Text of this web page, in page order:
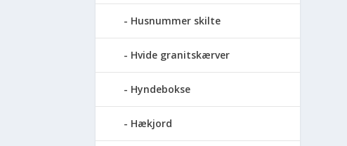
Husnummer skilte
Hvide granitskærver
Hyndebokse
Hækjord